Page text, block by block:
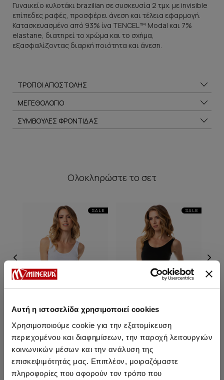
Αυτή η ιστοσελίδα χρησιμοποιεί cookies
Χρησιμοποιούμε cookie για την εξατομίκευση
περιεχομένου και διαφημίσεων, την παροχή λειτουργιών
κοινωνικών μέσων και την ανάλυση της
επισκεψιμότητάς μας. Επιπλέον, μοιραζόμαστε
πληροφορίες που αφορούν τον τρόπο που
Γυναικείο κυλοτάκι brazilian σε συσκευσία 2 τμχ. με invisible
επίπεδες ραφές, προσφέρει άνεση και τέλεια εφαρμογή.
Κατασκευασμένο από 93% ίνα TENCEL™ Modal και 7%
elastane, διατηρεί το χρώμα και το σχήμα,
εξασφαλίζοντας διαρκή ποιότητα και άνεση.
ΤΡΟΠΟΙ ΑΠΟΣΤΟΛΗΣ
ΜΕΓΕΘΟΛΟΓΙΟ
ΣΥΜΒΟΥΛΕΣ ΦΡΟΝΤΙΔΑΣ
Ολοκληρώστε το σετ
SALE
Fimelle TENCEL™ Modal
Γυναικείο Αμάνικο
Φανελάκι
18,65 €
SALE
Fimelle TENCEL™ Modal
Γυναικείο Αμάνικο
Φανελάκι
18,65 €